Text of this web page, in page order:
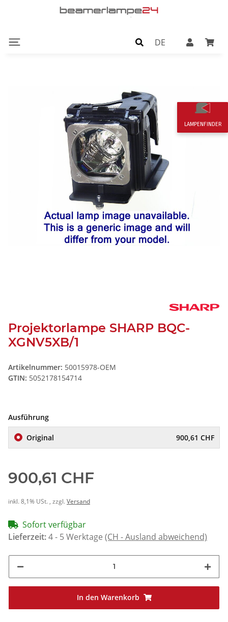
DE
Projektorlampe SHARP BQC-
XGNV5XB/1
Artikelnummer: 50015978-OEM
GTIN: 5052178154714
Ausführung
Original 900,61 CHF
900,61 CHF
inkl. 8,1% USt. , zzgl.Versand
Sofort verfügbar
Lieferzeit:4 - 5 Werktage (CH - Ausland abweichend)
In den Warenkorb
LAMPENFINDER